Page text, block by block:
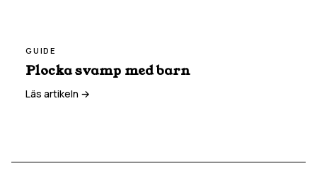
GUIDE
Plocka svamp med barn
Läs artikeln →